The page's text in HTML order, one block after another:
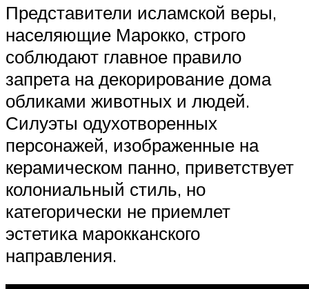
Представители исламской веры,
населяющие Марокко, строго
соблюдают главное правило
запрета на декорирование дома
обликами животных и людей.
Силуэты одухотворенных
персонажей, изображенные на
керамическом панно, приветствует
колониальный стиль, но
категорически не приемлет
эстетика марокканского
направления.